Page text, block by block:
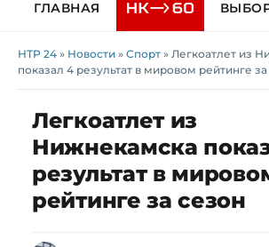
ГЛАВНАЯ
НТР 24 » Новости » Спорт » Легкоатлет из
показал 4 результат в мировом рейтинге
Легкоатлет из
Нижнекамска
результат в
рейтинге за сезон